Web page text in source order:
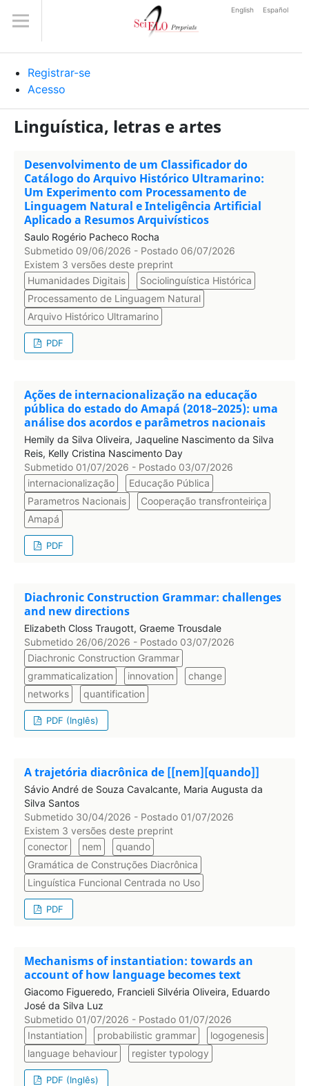
Registrar-se
Acesso
English Español
Linguística, letras e artes
Desenvolvimento de um Classificador do
Catálogo do Arquivo Histórico Ultramarino:
Um Experimento com Processamento de
Linguagem Natural e Inteligência Artificial
Aplicado a Resumos Arquivísticos
Saulo Rogério Pacheco Rocha
Submetido 09/06/2026 - Postado 06/07/2026
Existem 3 versões deste preprint
Humanidades Digitais
Sociolinguística Histórica
Processamento de Linguagem Natural
Arquivo Histórico Ultramarino
PDF
Ações de internacionalização na educação
pública do estado do Amapá (2018–2025): uma
análise dos acordos e parâmetros nacionais
Hemily da Silva Oliveira, Jaqueline Nascimento da Silva
Reis, Kelly Cristina Nascimento Day
Submetido 01/07/2026 - Postado 03/07/2026
internacionalização
Educação Pública
Parametros Nacionais
Cooperação transfronteiriça
Amapá
PDF
Diachronic Construction Grammar: challenges
and new directions
Elizabeth Closs Traugott, Graeme Trousdale
Submetido 26/06/2026 - Postado 03/07/2026
Diachronic Construction Grammar
grammaticalization
innovation
change
networks
quantification
PDF (Inglês)
A trajetória diacrônica de [[nem][quando]]
Sávio André de Souza Cavalcante, Maria Augusta da
Silva Santos
Submetido 30/04/2026 - Postado 01/07/2026
Existem 3 versões deste preprint
conector
nem
quando
Gramática de Construções Diacrônica
Linguística Funcional Centrada no Uso
PDF
Mechanisms of instantiation: towards an
account of how language becomes text
Giacomo Figueredo, Francieli Silvéria Oliveira, Eduardo
José da Silva Luz
Submetido 01/07/2026 - Postado 01/07/2026
Instantiation
probabilistic grammar
logogenesis
language behaviour
register typology
PDF (Inglês)